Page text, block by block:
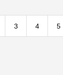
3 4 5